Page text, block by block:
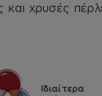
και χρυσές
Ιδιαίτερα